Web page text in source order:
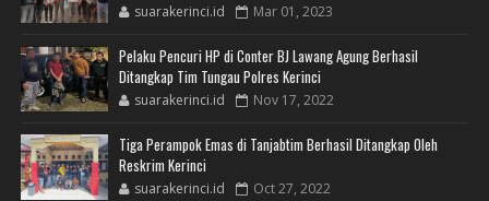
suarakerinci.id Mar 01, 2023
Pelaku Pencuri HP di Conter BJ Lawang Agung Berhasil
Ditangkap Tim Tungau Polres Kerinci
suarakerinci.id Nov 17, 2022
Tiga Perampok Emas di Tanjabtim Berhasil Ditangkap Oleh
Reskrim Kerinci
suarakerinci.id Oct 27, 2022